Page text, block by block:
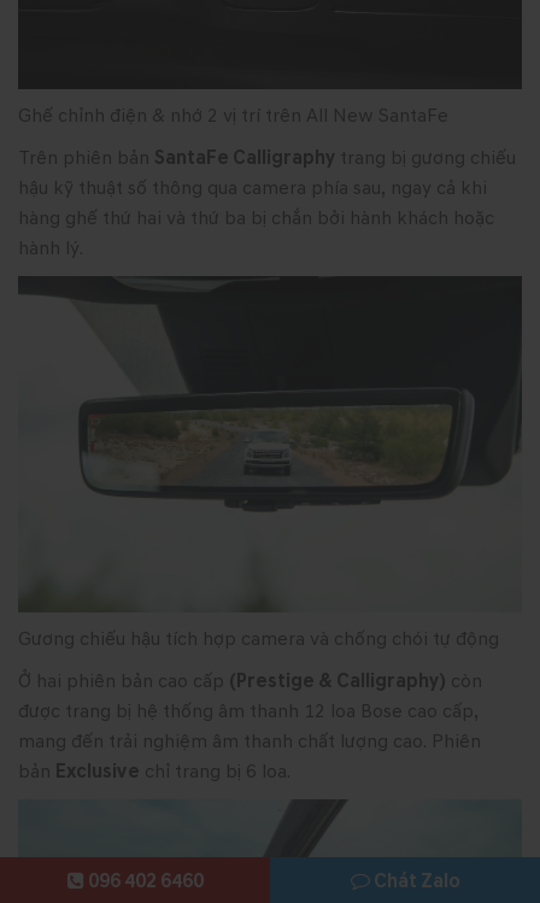
Ghế chỉnh điện & nhớ 2 vị trí trên All New SantaFe
Trên phiên bản SantaFe Calligraphy trang bị gương chiếu
hậu kỹ thuật số thông qua camera phía sau, ngay cả khi
hàng ghế thứ hai và thứ ba bị chắn bởi hành khách hoặc
hành lý.
Gương chiếu hậu tích hợp camera và chống chói tự động
Ở hai phiên bản cao cấp (Prestige & Calligraphy) còn
được trang bị hệ thống âm thanh 12 loa Bose cao cấp,
mang đến trải nghiệm âm thanh chất lượng cao. Phiên
bản Exclusive chỉ trang bị 6 loa.
096 402 6460 Chát Zalo